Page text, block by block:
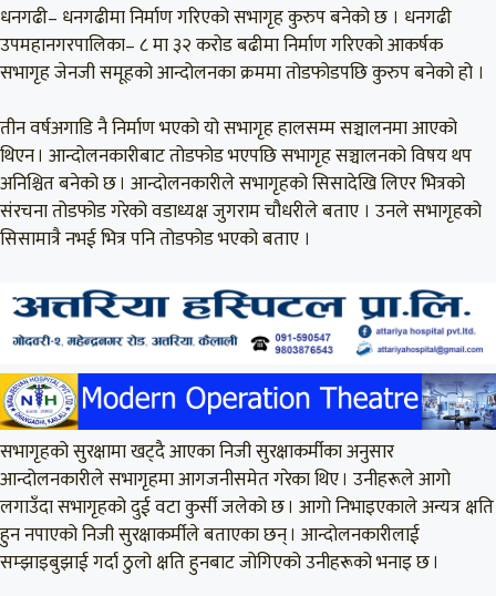
धनगढी– धनगढीमा निर्माण गरिएको सभागृह कुरुप बनेको छ । धनगढी
उपमहानगरपालिका– ८ मा ३२ करोड बढीमा निर्माण गरिएको आकर्षक
सभागृह जेनजी समूहको आन्दोलनका क्रममा तोडफोडपछि कुरुप बनेको हो ।
तीन वर्षअगाडि नै निर्माण भएको यो सभागृह हालसम्म सञ्चालनमा आएको
थिएन । आन्दोलनकारीबाट तोडफोड भएपछि सभागृह सञ्चालनको विषय थप
अनिश्चित बनेको छ । आन्दोलनकारीले सभागृहको सिसादेखि लिएर भित्रको
संरचना तोडफोड गरेको वडाध्यक्ष जुगराम चौधरीले बताए । उनले सभागृहको
सिसामात्रै नभई भित्र पनि तोडफोड भएको बताए ।
सभागृहको सुरक्षामा खट्दै आएका निजी सुरक्षाकर्मीका अनुसार
आन्दोलनकारीले सभागृहमा आगजनीसमेत गरेका थिए । उनीहरूले आगो
लगाउँदा सभागृहको दुई वटा कुर्सी जलेको छ । आगो निभाइएकाले अन्यत्र क्षति
हुन नपाएको निजी सुरक्षाकर्मीले बताएका छन् । आन्दोलनकारीलाई
सम्झाइबुझाई गर्दा ठुलो क्षति हुनबाट जोगिएको उनीहरूको भनाइ छ ।